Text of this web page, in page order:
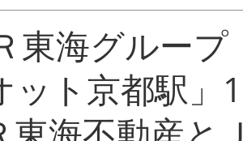
東海グルー
ット京都駅」